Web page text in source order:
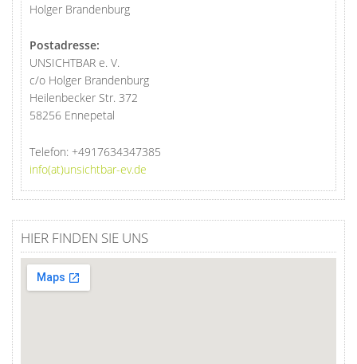
Holger Brandenburg
Postadresse:
UNSICHTBAR e. V.
c/o Holger Brandenburg
Heilenbecker Str. 372
58256 Ennepetal
Telefon: +4917634347385
info(at)unsichtbar-ev.de
HIER FINDEN SIE UNS